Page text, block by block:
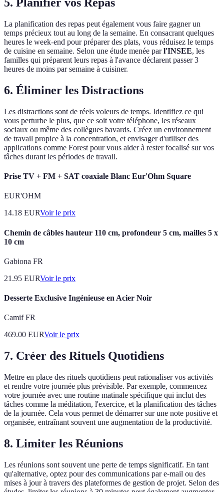
La planification des repas peut également vous faire gagner un
temps précieux tout au long de la semaine. En consacrant quelques
heures le week-end pour préparer des plats, vous réduisez le temps
de cuisine en semaine. Selon une étude menée parl'INSEE, les
familles qui préparent leurs repas à l'avance déclarent passer 3
heures de moins par semaine à cuisiner.
6. Éliminer les Distractions
Les distractions sont de réels voleurs de temps. Identifiez ce qui
vous perturbe le plus, que ce soit votre téléphone, les réseaux
sociaux ou même des collègues bavards. Créez un environnement
de travail propice à la concentration, et envisager d'utiliser des
applications comme Forest pour vous aider à rester focalisé sur vos
tâches durant les périodes de travail.
Prise TV + FM + SAT coaxiale Blanc Eur'Ohm Square
EUR'OHM
14.18 EURVoir le prix
Chemin de câbles hauteur 110 cm, profondeur 5 cm, mailles 5 x
10 cm
Gabiona FR
21.95 EURVoir le prix
Desserte Exclusive Ingénieuse en Acier Noir
Camif FR
469.00 EURVoir le prix
7. Créer des Rituels Quotidiens
Mettre en place des rituels quotidiens peut rationaliser vos activités
et rendre votre journée plus prévisible. Par exemple, commencez
votre journée avec une routine matinale spécifique qui inclut des
tâches comme la méditation, l'exercice, et la planification des tâches
de la journée. Cela vous permet de démarrer sur une note positive et
organisée, entraînant souvent une augmentation de la productivité.
8. Limiter les Réunions
Les réunions sont souvent une perte de temps significatif. En tant
qu'alternative, optez pour des communications par e-mail ou des
mises à jour à travers des plateformes de gestion de projet. Selon des